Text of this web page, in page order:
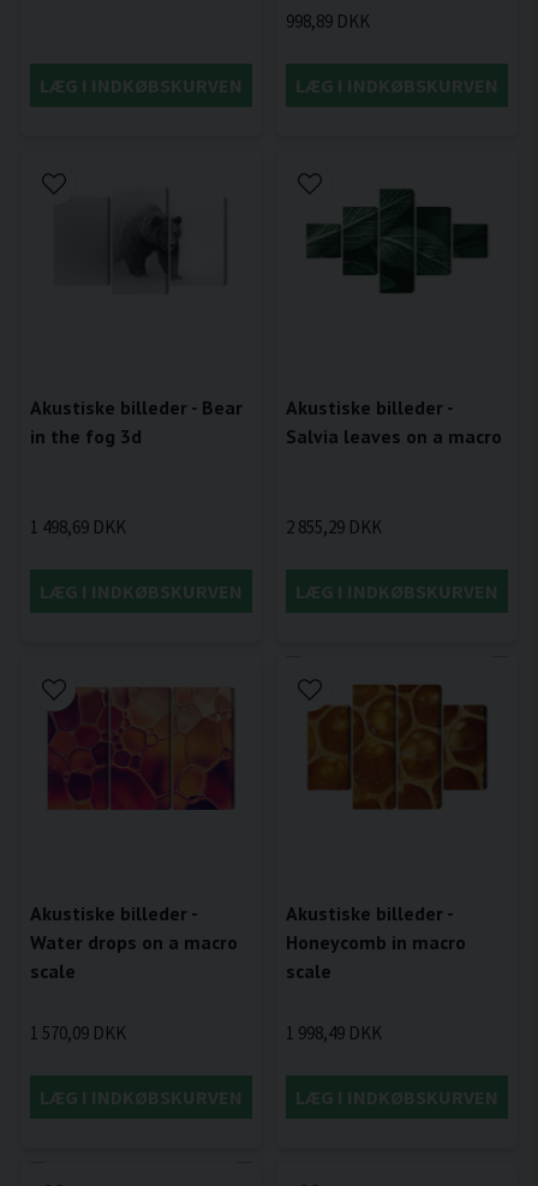
LÆG I INDKØBSKURVEN
998,89 DKK
LÆG I INDKØBSKURVEN
Akustiske billeder - Bear
in the fog 3d
1 498,69 DKK
LÆG I INDKØBSKURVEN
Akustiske billeder -
Salvia leaves on a macro
2 855,29 DKK
LÆG I INDKØBSKURVEN
Akustiske billeder -
Water drops on a macro
scale
1 570,09 DKK
LÆG I INDKØBSKURVEN
Akustiske billeder -
Honeycomb in macro
scale
1 998,49 DKK
LÆG I INDKØBSKURVEN